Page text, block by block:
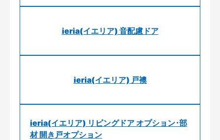
ieria(イエリア) 音配慮ドア
ieria(イエリア) 戸襖
ieria(イエリア) リビングドア オプション･部
材 開き戸オプション